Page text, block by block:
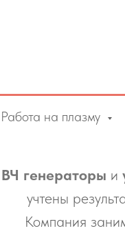
Работа на плазму
ВЧ генераторы и
учтены
Компания